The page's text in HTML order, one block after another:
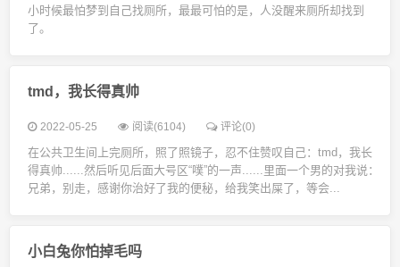
小时候最怕梦到自己找厕所，最最可怕的是，人没醒来厕所却找到
了。
tmd，我长得真帅
2022-05-25 阅读(6104) 评论(0)
在公共卫生间上完厕所，照了照镜子，忍不住赞叹自己：tmd，我长
得真帅......然后听见后面大号区“噗”的一声......里面一个男的对我说：
兄弟，别走，感谢你治好了我的便秘，给我笑出屎了，等会...
小白兔你怕掉毛吗